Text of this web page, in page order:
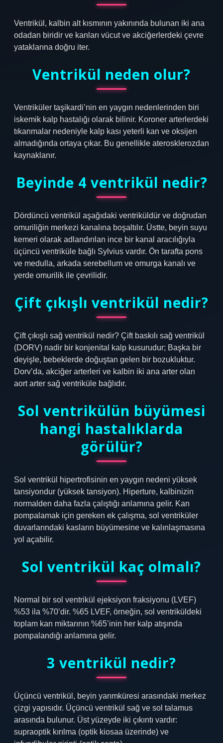
Ventrikül, kalbin alt kısmının yakınında bulunan iki ana
odadan biridir ve kanları vücut ve akciğerlerdeki çevre
yataklarına doğru iter.
Ventrikül neden olur?
Ventriküler taşikardi’nin en yaygın nedenlerinden biri
iskemik kalp hastalığı olarak bilinir. Koroner arterlerdeki
tıkanmalar nedeniyle kalp kası yeterli kan ve oksijen
almadığında ortaya çıkar. Bu genellikle aterosklerozdan
kaynaklanır.
Beyinde 4 ventrikül nedir?
Dördüncü ventrikül aşağıdaki ventriküldür ve doğrudan
omuriliğin merkezi kanalına boşaltılır. Üstte, beyin suyu
kemeri olarak adlandırılan ince bir kanal aracılığıyla
üçüncü ventriküle bağlı Sylvius vardır. Ön tarafta pons
ve medulla, arkada serebellum ve omurga kanalı ve
yerde omurilik ile çevrilidir.
Çift çıkışlı ventrikül nedir?
Çift çıkışlı sağ ventrikül nedir? Çift baskılı sağ ventrikül
(DORV) nadir bir konjenital kalp kusurudur; Başka bir
deyişle, bebeklerde doğuştan gelen bir bozukluktur.
Dorv’da, akciğer arterleri ve kalbin iki ana arter olan
aort arter sağ ventriküle bağlıdır.
Sol ventrikülün büyümesi
hangi hastalıklarda
görülür?
Sol ventrikül hipertrofisinin en yaygın nedeni yüksek
tansiyondur (yüksek tansiyon). Hiperture, kalbinizin
normalden daha fazla çalıştığı anlamına gelir. Kan
pompalamak için gereken ek çalışma, sol ventriküler
duvarlarındaki kasların büyümesine ve kalınlaşmasına
yol açabilir.
Sol ventrikül kaç olmalı?
Normal bir sol ventrikül ejeksiyon fraksiyonu (LVEF)
%53 ila %70’dir. %65 LVEF, örneğin, sol ventriküldeki
toplam kan miktarının %65’inin her kalp atışında
pompalandığı anlamına gelir.
3 ventrikül nedir?
Üçüncü ventrikül, beyin yarımküresi arasındaki merkez
çizgi yapısıdır. Üçüncü ventrikül sağ ve sol talamus
arasında bulunur. Üst yüzeyde iki çıkıntı vardır:
supraoptik kırılma (optik kiosaa üzerinde) ve